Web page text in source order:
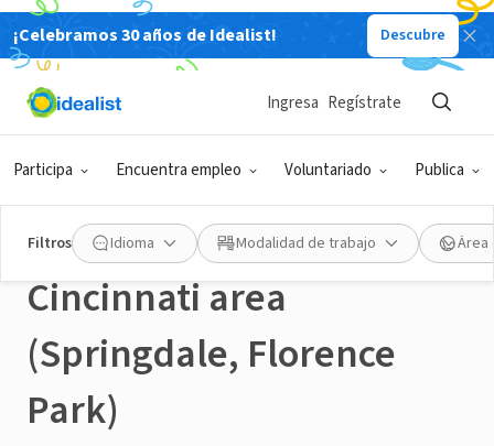
¡Celebramos 30 años de Idealist! Descubre
Participa Encuentra empleo Voluntariado Publica
Ingresa Regístrate
Filtros Idioma Modalidad de trabajo Área
EMPRESA SOCIAL / EMPRESA
Publicado hace 3 meses
Share your Sunshine ~ Be
a Friendly Visitor!
Cincinnati area
(Springdale, Florence
Park)